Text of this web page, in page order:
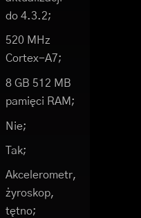
do 4.3.2;
520 MHz
Cortex-A7;
8 GB 512 MB
pamięci RAM;
Nie;
Tak;
Akcelerometr,
żyroskop,
tętno;